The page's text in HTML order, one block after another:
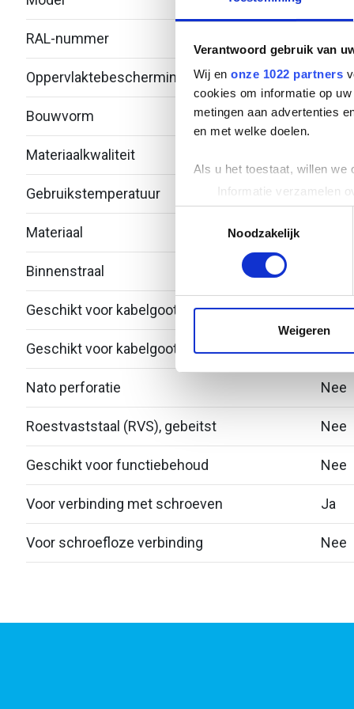
Verantwoord gebruik van
Wij en onze 1022 partners
cookies om informatie op
metingen aan advertenties
en met welke doelen.
Als u het toestaat, willen we
Informatie verzamelen
Uw apparaat
Lees meer over hoe uw
toestemming op elk
websiteverkeer te
media, adverteren en
Noodzakelijk
Weigeren
RAL-nummer
Oppervlaktebescherming
Bouwvorm T-
Materiaalkwaliteit
Gebruikstemperatuur -20 -
Materiaal
Binnenstraal
Geschikt voor kabelgootbreedte
Geschikt voor kabelgoothoogte 53
Nato perforatie Nee
Roestvaststaal (RVS), gebeitst Nee
Geschikt voor functiebehoud Nee
Voor verbinding met schroeven Ja
Voor schroefloze verbinding Nee